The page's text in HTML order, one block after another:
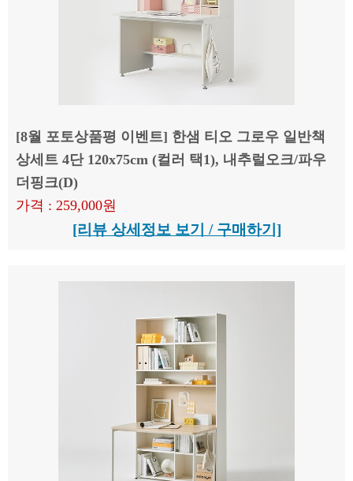
[8월 포토상품평 이벤트] 한샘 티오 그로우 일반책
상세트 4단 120x75cm (컬러 택1), 내추럴오크/파우
더핑크(D)
가격 : 259,000원
[리뷰 상세정보 보기 / 구매하기]